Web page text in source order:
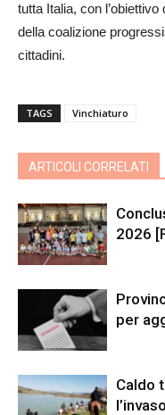
tutta Italia, con
della coalizione
cittadini.
TAGS Vinchiaturo
ARTICOLI CORRELATI
2026
per
Caldo